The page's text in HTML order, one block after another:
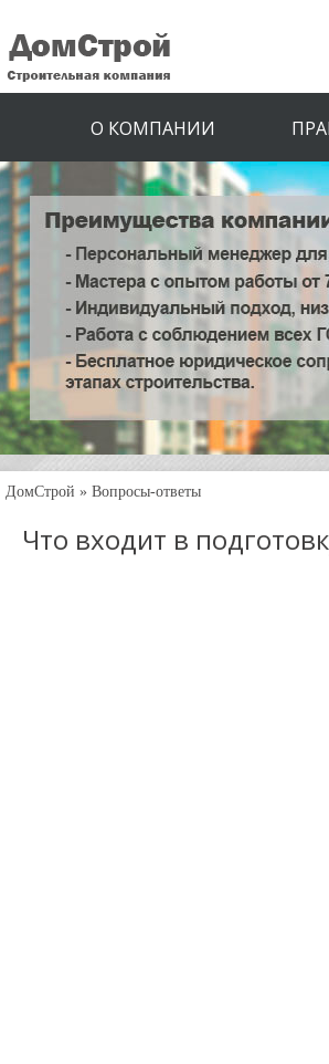
О КОМПАНИИ
ДомСтрой » Вопросы-ответы
Что входит в